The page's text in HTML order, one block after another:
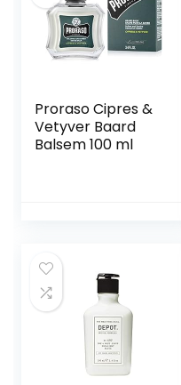
Proraso Cipres &
Vetyver Baard
Balsem 100 ml